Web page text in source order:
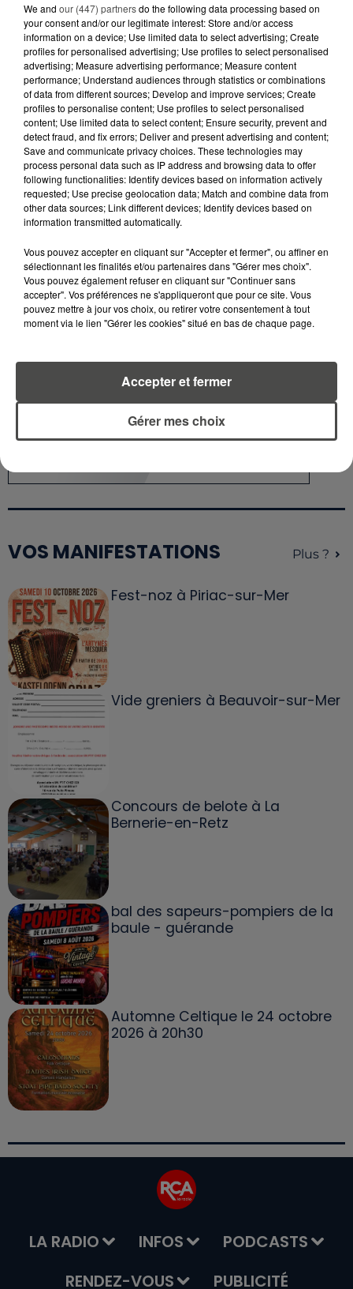
Organisateur
02 40 73 14 28
moulin.delagarenne@orange.fr
https://
Lieu
Moulin de la Garenne
44440 Pannecé
Ajouter à votre calendrier
Date
du9 août 2026 à 14h00
au9 août 2026 à 0h00
VOS MANIFESTATIONS Plus ?
Fest-noz à Piriac-sur-Mer
Vide greniers à Beauvoir-sur-Mer
Concours de belote à La
Bernerie-en-Retz
bal des sapeurs-pompiers de la
baule - guérande
Automne Celtique le 24 octobre
2026 à 20h30
LA RADIO INFOS
PODCASTS
RENDEZ-VOUS
PUBLICITÉ
We and our (447) partnersdo the following data processing based on
your consent and/or our legitimate interest: Store and/or access
information on a device; Use limited data to select advertising; Create
profiles for personalised advertising; Use profiles to select personalised
advertising; Measure advertising performance; Measure content
performance; Understand audiences through statistics or combinations
of data from different sources; Develop and improve services; Create
profiles to personalise content; Use profiles to select personalised
content; Use limited data to select content; Ensure security, prevent and
detect fraud, and fix errors; Deliver and present advertising and content;
Save and communicate privacy choices. These technologies may
process personal data such as IP address and browsing data to offer
following functionalities: Identify devices based on information actively
requested; Use precise geolocation data; Match and combine data from
other data sources; Link different devices; Identify devices based on
information transmitted automatically.
Vous pouvez accepter en cliquant sur "Accepter et fermer", ou affiner en
sélectionnant les finalités et/ou partenaires dans "Gérer mes choix".
Vous pouvez également refuser en cliquant sur "Continuer sans
accepter". Vos préférences ne s'appliqueront que pour ce site. Vous
pouvez mettre à jour vos choix, ou retirer votre consentement à tout
moment via le lien "Gérer les cookies" situé en bas de chaque page.
Gérer mes choix
Accepter et fermer